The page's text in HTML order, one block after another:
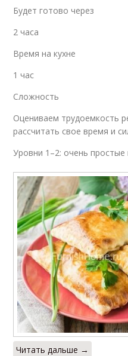
Будет готово через
2 часа
Время на кухне
1 час
Сложность
Оцениваем трудоемкость
рассчитать свое время и
Уровни 1–2: очень
Читать дальше →